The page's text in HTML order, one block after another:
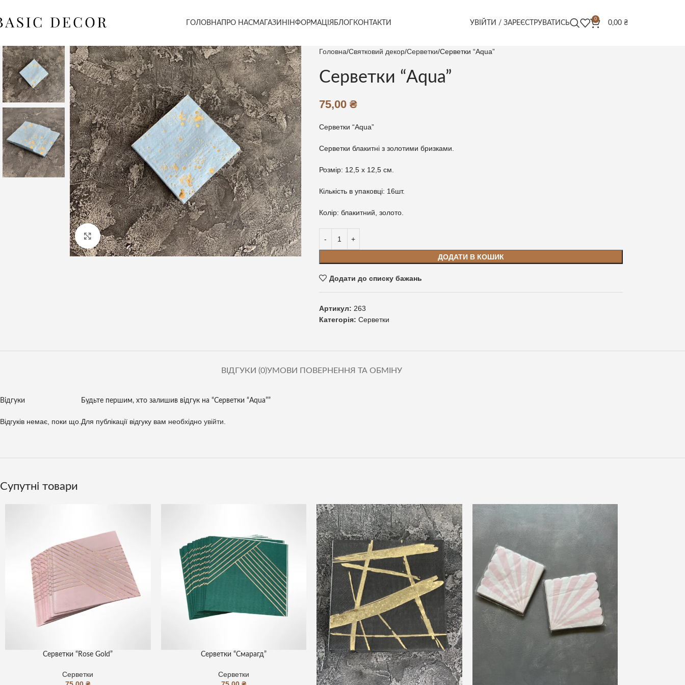
ГОЛОВНАПРО НАСМАГАЗИН ІНФОРМАЦІЯ БЛОГ КОНТАКТИ УВІЙТИ / ЗАРЕЄСТРУВАТИСЬ
0
0,00 ₴
Клацніть, щоб збільшити
Головна Святковий декор Серветки Серветки “Aqua”
Серветки “Aqua”
75,00 ₴
Серветки “Aqua”
Серветки блакитні з золотими бризками.
Розмір: 12,5 х 12,5 см.
Кількість в упаковці: 16шт.
Колір: блакитний, золото.
ДОДАТИ В КОШИК
Додати до списку бажань
Артикул: 263
Категорія: Серветки
ВІДГУКИ (0)УМОВИ ПОВЕРНЕННЯ ТА ОБМІНУ
Відгуки
Відгуків немає, поки що.
Будьте першим, хто залишив відгук на “Серветки “Aqua””
Для публікації відгуку вам необхідно увійти
Супутні товари
Серветки “Rose Gold”
Серветки
Серветки “Смарагд”
Серветки